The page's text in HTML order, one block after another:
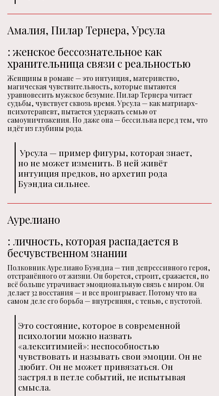
Амалия, Пилар Тернера, Урсула
: женское бессознательное как
хранительница связи с реальностью
Женщины в романе — это интуиция, материнство,
магическая чувствительность, которые пытаются
уравновесить мужское безумие. Пилар Тернера читает
судьбы, чувствует сквозь время. Урсула — как матриарх-
психотерапевт, пытается удержать семью от
самоуничтожения. Но даже она — бессильна перед тем, что
идёт из глубины рода.
Урсула — пример фигуры, которая знает,
но не может изменить. В ней живёт
интуиция предков, но архетип рода
Буэндиа сильнее.
Аурелиано
: личность, которая распадается в
бесчувственном знании
Полковник Аурелиано Буэндиа — тип депрессивного героя,
отстранённого от жизни. Он борется, строит, сражается, но
всё больше утрачивает эмоциональную связь с миром. Он
делает 32 восстания — и все проигрывает. Потому что на
самом деле его борьба — внутренняя, с тенью, с пустотой.
Это состояние, которое в современной
психологии можно назвать
«алекситимией»: неспособностью
чувствовать и называть свои эмоции. Он не
любит. Он не может привязаться. Он
застрял в петле событий, не испытывая
смысла.